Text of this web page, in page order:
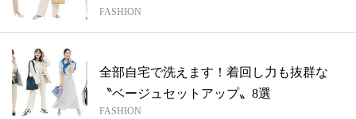
FASHION
全部自宅で洗えます！着回し力も抜群な
〝ベージュセットアップ〟8選
FASHION